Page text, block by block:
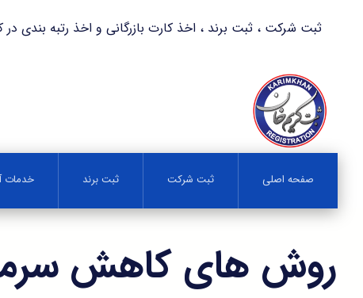
ثبت شرکت ، ثبت برند ، اخذ کارت بازرگانی و اخذ رتبه بندی در کمترین زمان
صفحه اصلی ثبت شرکت ثبت برند خدمات
روش های کاهش